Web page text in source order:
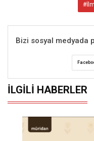
Bizi sosyal medyada
İLGILI HABERLER